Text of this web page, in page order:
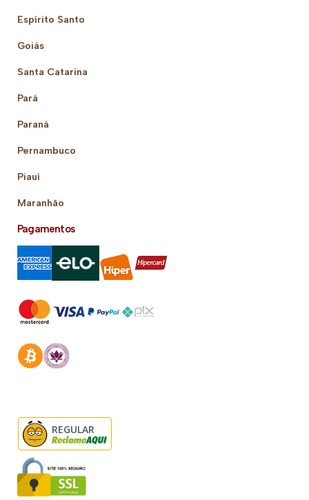
Espírito Santo
Goiás
Santa Catarina
Pará
Paraná
Pernambuco
Piauí
Maranhão
Pagamentos
REGULAR